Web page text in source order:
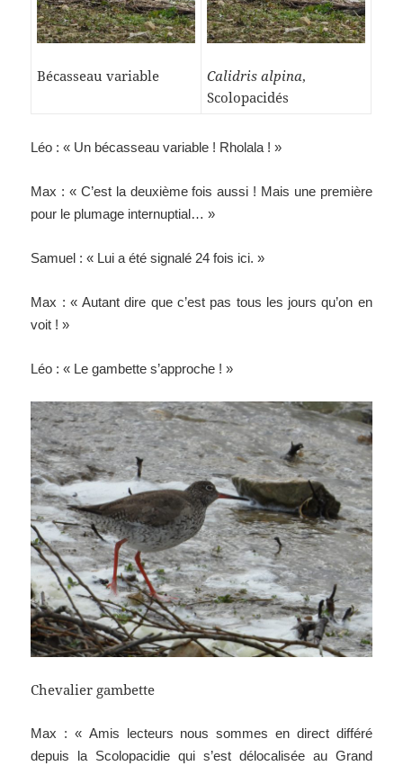
Bécasseau variable Calidris alpina,
Scolopacidés
Léo : « Un bécasseau variable ! Rholala ! »
Max : « C’est la deuxième fois aussi ! Mais une première
pour le plumage internuptial… »
Samuel : « Lui a été signalé 24 fois ici. »
Max : « Autant dire que c’est pas tous les jours qu’on en
voit ! »
Léo : « Le gambette s’approche ! »
Chevalier gambette
Max : « Amis lecteurs nous sommes en direct différé
depuis la Scolopacidie qui s’est délocalisée au Grand